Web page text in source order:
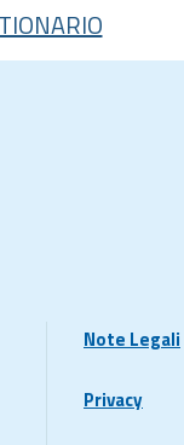
Note Legali
Privacy